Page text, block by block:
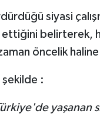
siyasi
belirterek,
öncelik
şekilde :
yaşanan